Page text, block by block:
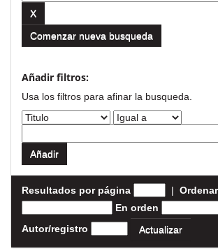
Comenzar nueva busqueda
Añadir filtros:
Usa los filtros para afinar la busqueda.
Resultados por página |
En orden
Autor/registro